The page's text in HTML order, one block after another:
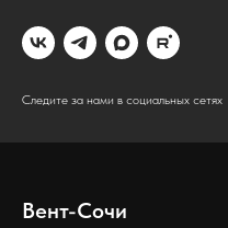
Следите за нами в социальных сетях
Вент-Сочи